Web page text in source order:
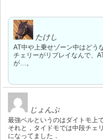
たけし
AT中や上乗せゾーン中はどう
チェリーがリプレイなんで、
が…。
じょんぷ
最強ベルというのはダイトモ上
それと，タイドモでは中段チェ
になってました．